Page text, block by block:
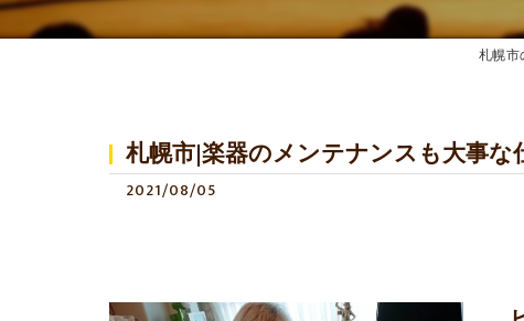
札幌市
札幌市|楽器のメンテナンスも大事な
2021/08/05